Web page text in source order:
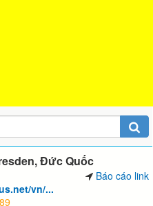
Đức Quốc
Báo cáo link
vn/...